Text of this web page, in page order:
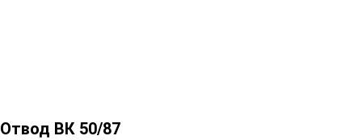
Отвод ВК 50/87